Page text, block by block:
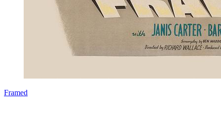
Framed